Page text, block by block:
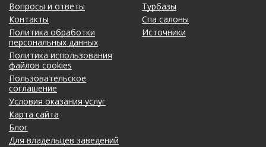
Вопросы и ответы
Контакты
Политика обработки
персональных данных
Политика использования
файлов cookies
Пользовательское
соглашение
Условия оказания услуг
Карта сайта
Блог
Для владельцев заведений
Турбазы
Спа салоны
Источники